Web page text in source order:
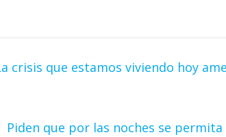
crisis que estamos viviendo hoy
Piden que por las noches se